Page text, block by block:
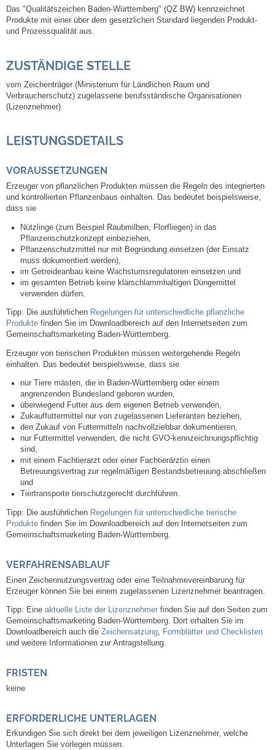
Steuern
Ortsrecht
Trinkwasser - Härtebereich
Service
Notdienste
Fahrplanauskünfte
Ortsplan
Bildergalerie
Rund um den Wein
Schlepper / Traktor
Rathaus
Aktuelles
Gemeindeverwaltung
Stellenangebote
Ortsrecht
Schadensmeldungen
Bürgerservice
Sitzungsberichte
Das "Qualitätszeichen Baden-Württemberg" (QZ BW) kennzeichnet
Produkte mit einer über dem gesetzlichen Standard liegenden Produkt-
und Prozessqualität aus.
ZUSTÄNDIGE STELLE
vom Zeichenträger (Ministerium für Ländlichen Raum und
Verbraucherschutz) zugelassene berufsständische Organisationen
(Lizenznehmer)
LEISTUNGSDETAILS
VORAUSSETZUNGEN
Erzeuger von pflanzlichen Produkten müssen die Regeln des integrierten
und kontrollierten Pflanzenbaus einhalten. Das bedeutet beispielsweise,
dass sie
Nützlinge (zum Beispiel Raubmilben, Florfliegen) in das
Pflanzenschutzkonzept einbeziehen,
Pflanzenschutzmittel nur mit Begründung einsetzen (der Einsatz
muss dokumentiert werden),
im Getreideanbau keine Wachstumsregulatoren einsetzen und
im gesamten Betrieb keine klärschlammhaltigen Düngemittel
verwenden dürfen.
Tipp: Die ausführlichen Regelungen für unterschiedliche pflanzliche
Produkte finden Sie im Downloadbereich auf den Internetseiten zum
Gemeinschaftsmarketing Baden-Württemberg.
Erzeuger von tierischen Produkten müssen weitergehende Regeln
einhalten. Das bedeutet beispielsweise, dass sie
nur
Tiere mästen, die in Baden-Württemberg oder einem
angrenzenden Bundesland geboren wurden,
überwiegend Futter aus dem eigenen Betrieb verwenden,
Zukauffuttermittel nur von zugelassenen Lieferanten beziehen,
den Zukauf von Futtermitteln nachvollziehbar dokumentieren,
nur Futtermittel verwenden, die nicht GVO-kennzeichnungspflichtig
sind,
mit einem Fachtierarzt oder einer Fachtierärztin einen
Betreuungsvertrag zur regelmäßigen Bestandsbetreuung abschließen
und
Tiertransporte tierschutzgerecht durchführen.
Tipp: Die ausführlichen Regelungen für unterschiedliche tierische
Produkte finden Sie im Downloadbereich auf den Internetseiten zum
Gemeinschaftsmarketing Baden-Württemberg.
VERFAHRENSABLAUF
Einen Zeichennutzungsvertrag oder eine Teilnahmevereinbarung für
Erzeuger können Sie bei einem zugelassenen Lizenznehmer beantragen.
Tipp: Eine aktuelle Liste der Lizenznehmer finden Sie auf den Seiten zum
Gemeinschaftsmarketing Baden-Württemberg. Dort erhalten Sie im
Downloadbereich auch die Zeichensatzung, Formblätter und Checklisten
und weitere Informationen zur Antragstellung.
FRISTEN
keine
ERFORDERLICHE UNTERLAGEN
Erkundigen Sie sich direkt bei dem jeweiligen Lizenznehmer, welche
Unterlagen Sie vorlegen müssen.